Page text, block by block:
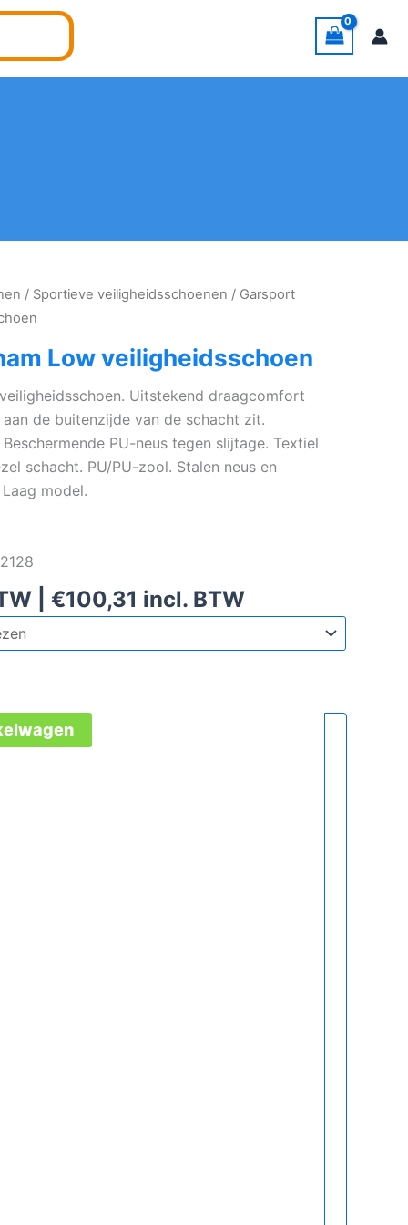
/ Sportieve veiligheidsschoenen / Garsport
Low veiligheidsschoen
Uitstekend draagcomfort
de buitenzijde van de schacht zit.
PU-neus tegen slijtage. Textiel
schacht. PU/PU-zool. Stalen neus en
model.
|€100,31 incl. BTW